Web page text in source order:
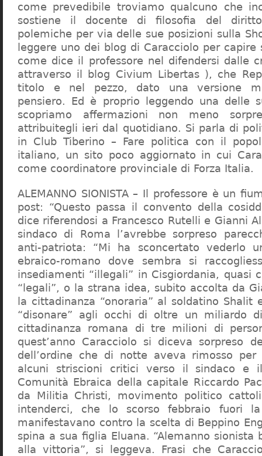
come prevedibile troviamo qualcuno che
sostiene il docente di filosofia del
polemiche per via delle sue posizioni sulla
leggere uno dei blog di Caracciolo per
come dice il professore nel difendersi dalle
attraverso il blog Civium Libertas ), che
titolo e nel pezzo, dato una versione
pensiero. Ed è proprio leggendo una delle
scopriamo affermazioni non meno
attribuitegli ieri dal quotidiano. Si parla di
in Club Tiberino – Fare politica con il
italiano, un sito poco aggiornato in cui
come coordinatore provinciale di Forza Italia.
ALEMANNO SIONISTA – Il professore è un
post: “Questo passa il convento della
dice riferendosi a Francesco Rutelli e Gianni
sindaco di Roma l’avrebbe sorpreso
anti-patriota: “Mi ha sconcertato vederlo
ebraico-romano dove sembra si
insediamenti “illegali” in Cisgiordania, quasi
“legali”, o la strana idea, subito accolta da
la cittadinanza “onoraria” al soldatino Shalit
“disonare” agli occhi di oltre un miliardo
cittadinanza romana di tre milioni di
quest’anno Caracciolo si diceva sorpreso
dell’ordine che di notte aveva rimosso
alcuni striscioni critici verso il sindaco e
Comunità Ebraica della capitale Riccardo
da Militia Christi, movimento politico
intenderci, che lo scorso febbraio fuori
manifestavano contro la scelta di Beppino
spina a sua figlia Eluana. “Alemanno sionista
alla vittoria”, si leggeva. Frasi che